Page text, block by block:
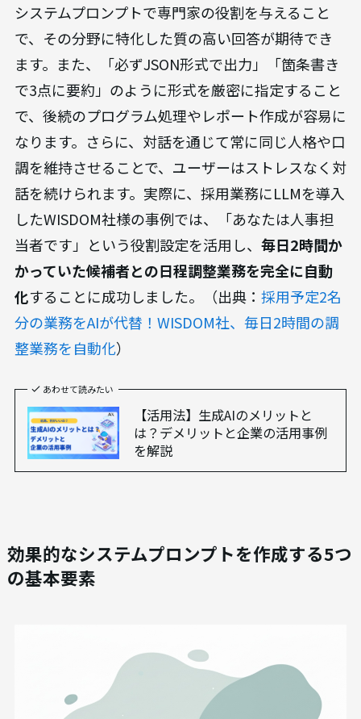
システムプロンプトで専門家の役割を与えること
で、その分野に特化した質の高い回答が期待でき
ます。また、「必ずJSON形式で出力」「箇条書き
で3点に要約」のように形式を厳密に指定すること
で、後続のプログラム処理やレポート作成が容易に
なります。さらに、対話を通じて常に同じ人格や口
調を維持させることで、ユーザーはストレスなく対
話を続けられます。実際に、採用業務にLLMを導入
したWISDOM社様の事例では、「あなたは人事担
当者です」という役割設定を活用し、 毎日2時間か
かっていた候補者との日程調整業務を完全に自動
化することに成功しました。（出典： 採用予定2名
分の業務をAIが代替！WISDOM社、毎日2時間の調
整業務を自動化）
あわせて読みたい
【活用法】生成AIのメリットと
は？デメリットと企業の活用事例
を解説
効果的なシステムプロンプトを作成する5つ
の基本要素